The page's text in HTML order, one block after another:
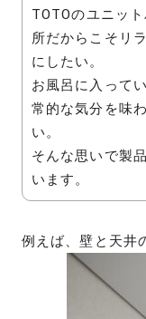
TOTOのユニッ
所だからこそリ
にしたい。
お風呂に入って
常的な気分を味
い。
そんな思いで製
います。
例えば、壁と天井